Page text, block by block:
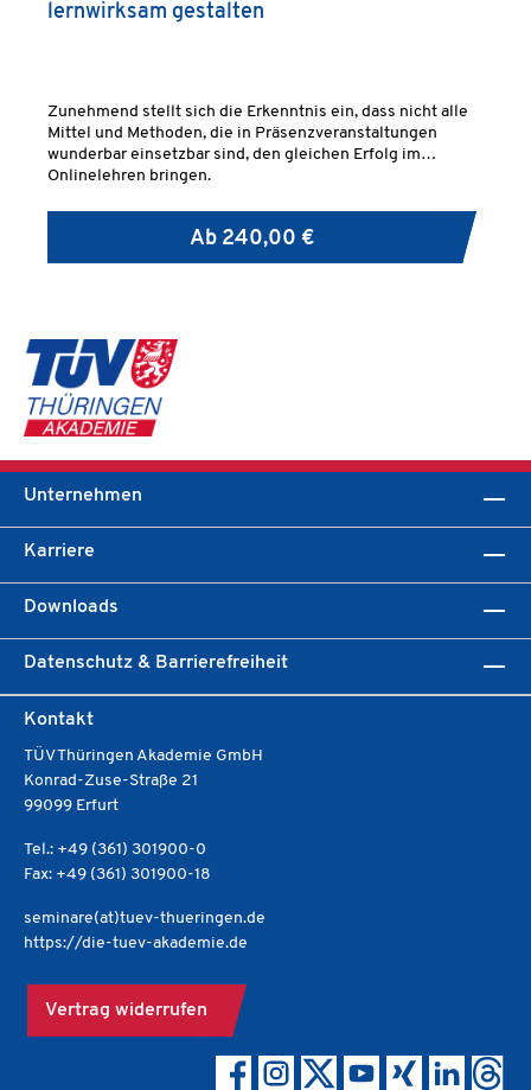
lernwirksam gestalten
Zunehmend stellt sich die Erkenntnis ein, dass nicht alle
Mittel und Methoden, die in Präsenzveranstaltungen
wunderbar einsetzbar sind, den gleichen Erfolg im
Onlinelehren bringen.
Ab 240,00 €
Unternehmen
Karriere
Downloads
Datenschutz & Barrierefreiheit
Kontakt
TÜV Thüringen Akademie GmbH
Konrad-Zuse-Straße 21
99099 Erfurt
Tel.: +49 (361) 301900-0
Fax: +49 (361) 301900-18
seminare(at)tuev-thueringen.de
https://die-tuev-akademie.de
Vertrag widerrufen